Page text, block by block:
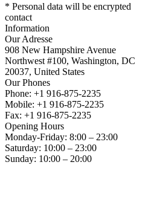
* Personal data will be encrypted
contact
Information
Our Adresse
908 New Hampshire Avenue
Northwest #100, Washington, DC
20037, United States
Our Phones
Phone: +1 916-875-2235
Mobile: +1 916-875-2235
Fax: +1 916-875-2235
Opening Hours
Monday-Friday: 8:00 – 23:00
Saturday: 10:00 – 23:00
Sunday: 10:00 – 20:00